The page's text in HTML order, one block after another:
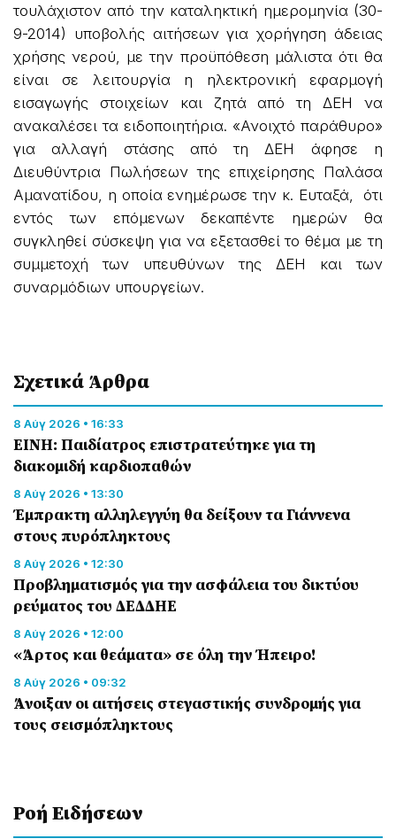
τουλάχιστον από την καταληκτική ημερομηνία (30-
9-2014) υποβολής αιτήσεων για χορήγηση άδειας
χρήσης νερού, με την προϋπόθεση μάλιστα ότι θα
είναι σε λειτουργία η ηλεκτρονική εφαρμογή
εισαγωγής στοιχείων και ζητά από τη ΔΕΗ να
ανακαλέσει τα ειδοποιητήρια. «Ανοιχτό παράθυρο»
για αλλαγή στάσης από τη ΔΕΗ άφησε η
Διευθύντρια Πωλήσεων της επιχείρησης Παλάσα
Αμανατίδου, η οποία ενημέρωσε την κ. Ευταξά, ότι
εντός των επόμενων δεκαπέντε ημερών θα
συγκληθεί σύσκεψη για να εξετασθεί το θέμα με τη
συμμετοχή των υπευθύνων της ΔΕΗ και των
συναρμόδιων υπουργείων.
Σχετικά Άρθρα
8 Αύγ 2026 • 16:33
ΕΙΝΗ: Παιδίατρος επιστρατεύτηκε για τη
διακομιδή καρδιοπαθών
8 Αύγ 2026 • 13:30
Έμπρακτη αλληλεγγύη θα δείξουν τα Γιάννενα
στους πυρόπληκτους
8 Αύγ 2026 • 12:30
Προβληματισμός για την ασφάλεια του δικτύου
ρεύματος του ΔΕΔΔΗΕ
8 Αύγ 2026 • 12:00
«Άρτος και θεάματα» σε όλη την Ήπειρο!
8 Αύγ 2026 • 09:32
Άνοιξαν οι αιτήσεις στεγαστικής συνδρομής για
τους σεισμόπληκτους
Ροή Eιδήσεων